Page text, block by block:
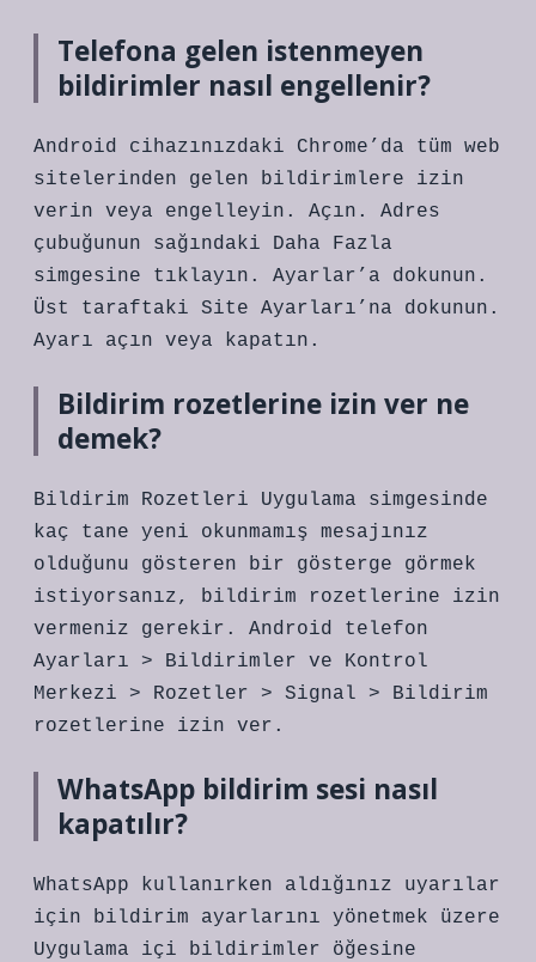
Telefona gelen istenmeyen
bildirimler nasıl engellenir?
Android cihazınızdaki Chrome’da tüm web
sitelerinden gelen bildirimlere izin
verin veya engelleyin. Açın. Adres
çubuğunun sağındaki Daha Fazla
simgesine tıklayın. Ayarlar’a dokunun.
Üst taraftaki Site Ayarları’na dokunun.
Ayarı açın veya kapatın.
Bildirim rozetlerine izin ver ne
demek?
Bildirim Rozetleri Uygulama simgesinde
kaç tane yeni okunmamış mesajınız
olduğunu gösteren bir gösterge görmek
istiyorsanız, bildirim rozetlerine izin
vermeniz gerekir. Android telefon
Ayarları > Bildirimler ve Kontrol
Merkezi > Rozetler > Signal > Bildirim
rozetlerine izin ver.
WhatsApp bildirim sesi nasıl
kapatılır?
WhatsApp kullanırken aldığınız uyarılar
için bildirim ayarlarını yönetmek üzere
Uygulama içi bildirimler öğesine